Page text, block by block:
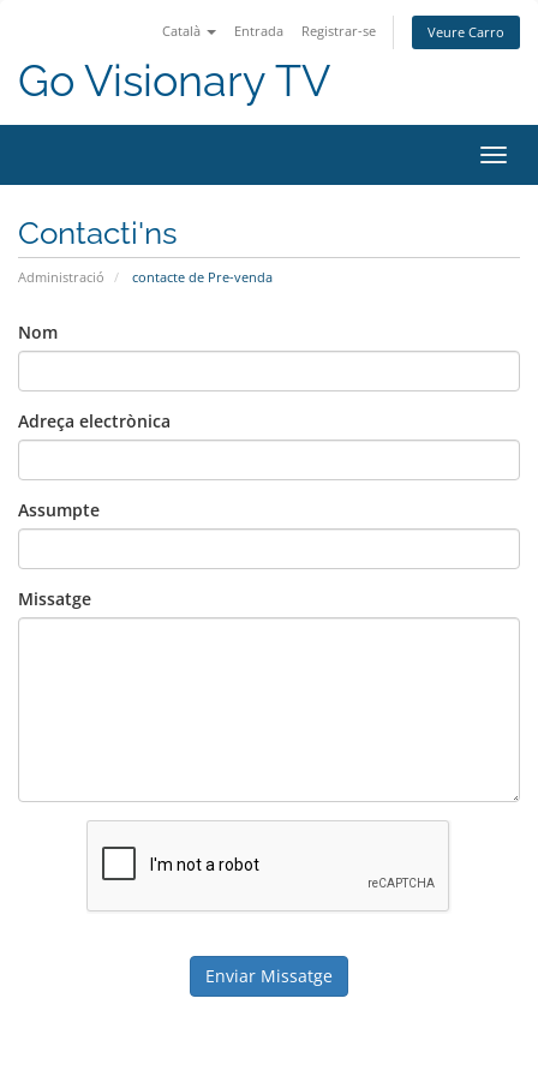
Català Entrada Registrar-se Veure Carro
Go Visionary TV
Contacti'ns
Administració contacte de Pre-venda
Nom
Adreça electrònica
Assumpte
Missatge
Enviar Missatge